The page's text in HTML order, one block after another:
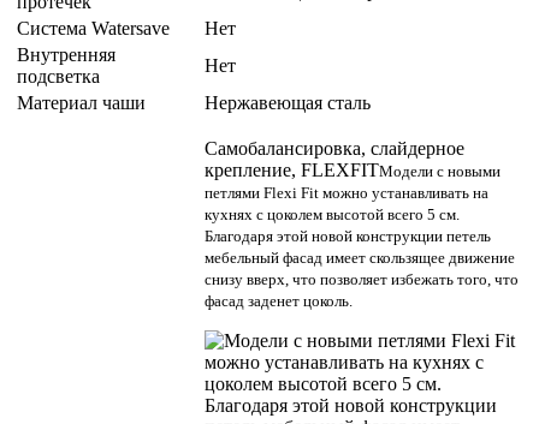
Система Watersave
Нет
Внутренняя
подсветка
Нет
Материал чаши
Нержавеющая сталь
Самобалансировка, слайдерное
крепление, FLEXFITМодели с новыми
петлями Flexi Fit можно устанавливать на
кухнях с цоколем высотой всего 5 см.
Благодаря этой новой конструкции петель
мебельный фасад имеет скользящее движение
снизу вверх, что позволяет избежать того, что
фасад заденет цоколь.